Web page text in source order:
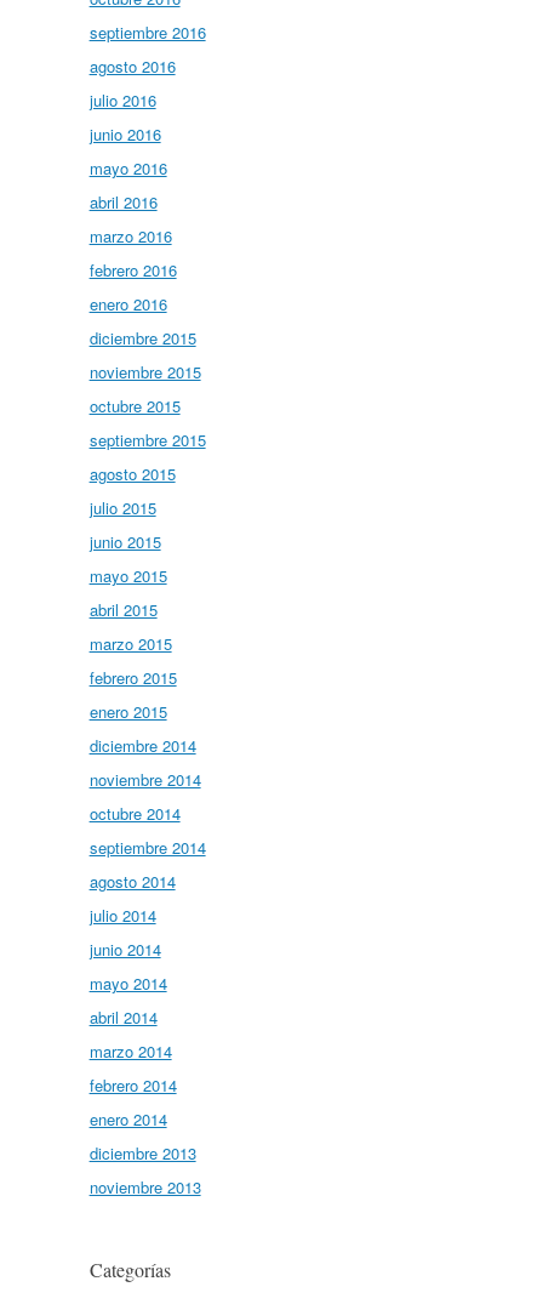
septiembre 2016
agosto 2016
julio 2016
junio 2016
mayo 2016
abril 2016
marzo 2016
febrero 2016
enero 2016
diciembre 2015
noviembre 2015
octubre 2015
septiembre 2015
agosto 2015
julio 2015
junio 2015
mayo 2015
abril 2015
marzo 2015
febrero 2015
enero 2015
diciembre 2014
noviembre 2014
octubre 2014
septiembre 2014
agosto 2014
julio 2014
junio 2014
mayo 2014
abril 2014
marzo 2014
febrero 2014
enero 2014
diciembre 2013
noviembre 2013
Categorías